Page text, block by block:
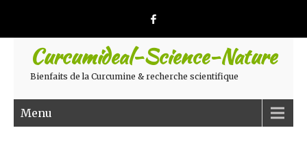
Curcumideal-Science-Nature
Bienfaits de la Curcumine & recherche scientifique
Menu